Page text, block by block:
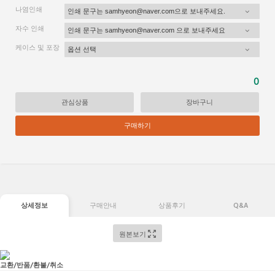
나염인쇄
자수 인쇄
케이스 및 포장
0
관심상품 장바구니
구매하기
상세정보 구매안내 상품후기 Q&A
원본보기
교환/반품/환불/취소